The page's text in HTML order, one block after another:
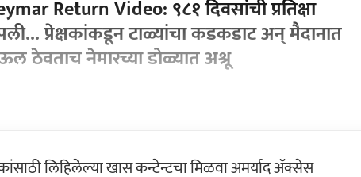
Return Video: ९८१ दिवसांची प्रतिक्षा
प्रेक्षकांकडून टाळ्यांचा कडकडाट अन् मैदानात
ठेवताच नेमारच्या डोळ्यात अश्रू
लिहिलेल्या खास कन्टेन्टचा मिळवा अमर्याद ॲक्सेस